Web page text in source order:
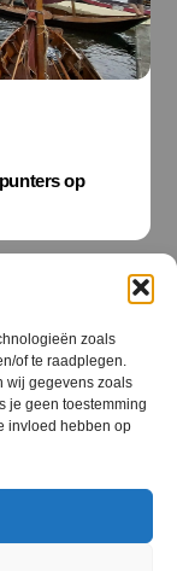
zoals
of te raadplegen.
wij gegevens zoals
je geen toestemming
invloed hebben op
op